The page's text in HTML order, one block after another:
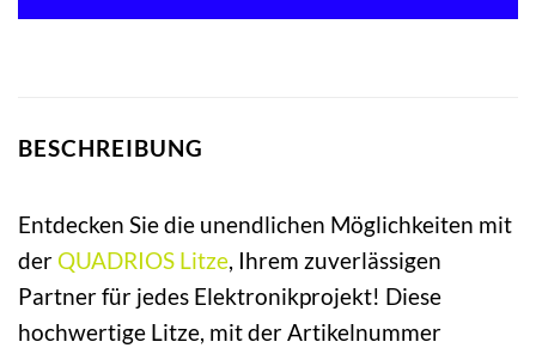
BESCHREIBUNG
Entdecken Sie die unendlichen Möglichkeiten mit
der QUADRIOS Litze, Ihrem zuverlässigen
Partner für jedes Elektronikprojekt! Diese
hochwertige Litze, mit der Artikelnummer